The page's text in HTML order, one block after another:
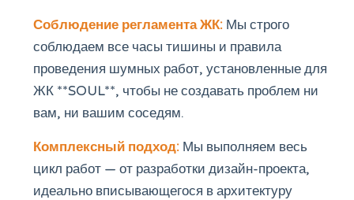
Соблюдение регламента ЖК: Мы строго
соблюдаем все часы тишины и правила
проведения шумных работ, установленные для
ЖК **SOUL**, чтобы не создавать проблем ни
вам, ни вашим соседям.
Комплексный подход: Мы выполняем весь
цикл работ — от разработки дизайн-проекта,
идеально вписывающегося в архитектуру